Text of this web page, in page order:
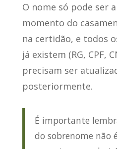
O nome só pode ser
momento do
na certidão, e todos
já existem (RG, CPF,
precisam ser
posteriormente.
É importante
do sobrenome não